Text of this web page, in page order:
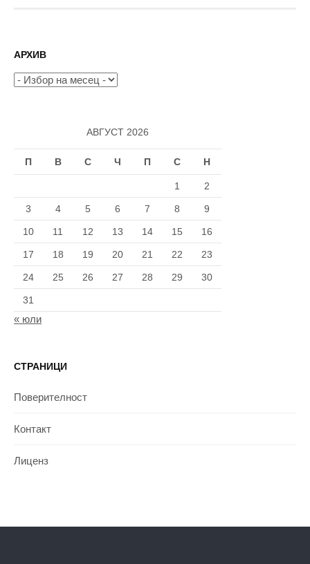
АРХИВ
Архив
АВГУСТ 2026
П В С Ч П С Н
1 2
3 4 5 6 7 8 9
10 11 12 13 14 15 16
17 18 19 20 21 22 23
24 25 26 27 28 29 30
31
« юли
СТРАНИЦИ
Поверителност
Контакт
Лиценз